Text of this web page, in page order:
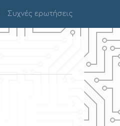
Συχνές ερωτήσεις